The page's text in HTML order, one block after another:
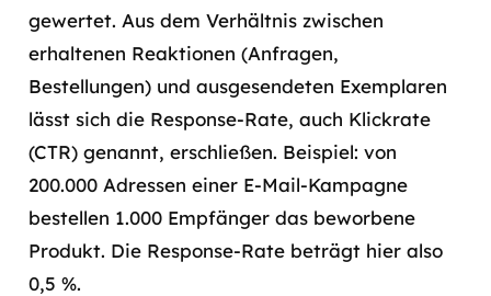
gewertet. Aus dem Verhältnis zwischen
erhaltenen Reaktionen (Anfragen,
Bestellungen) und ausgesendeten Exemplaren
lässt sich die Response-Rate, auch Klickrate
(CTR) genannt, erschließen. Beispiel: von
200.000 Adressen einer E-Mail-Kampagne
bestellen 1.000 Empfänger das beworbene
Produkt. Die Response-Rate beträgt hier also
0,5 %.